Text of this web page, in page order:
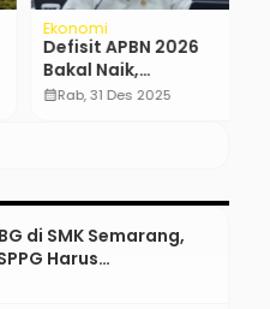
Ekonomi
Defisit APBN 2026
Bakal Naik,
Kebutuhan
Rab, 31 Des 2025
di SMK Semarang,
Harus